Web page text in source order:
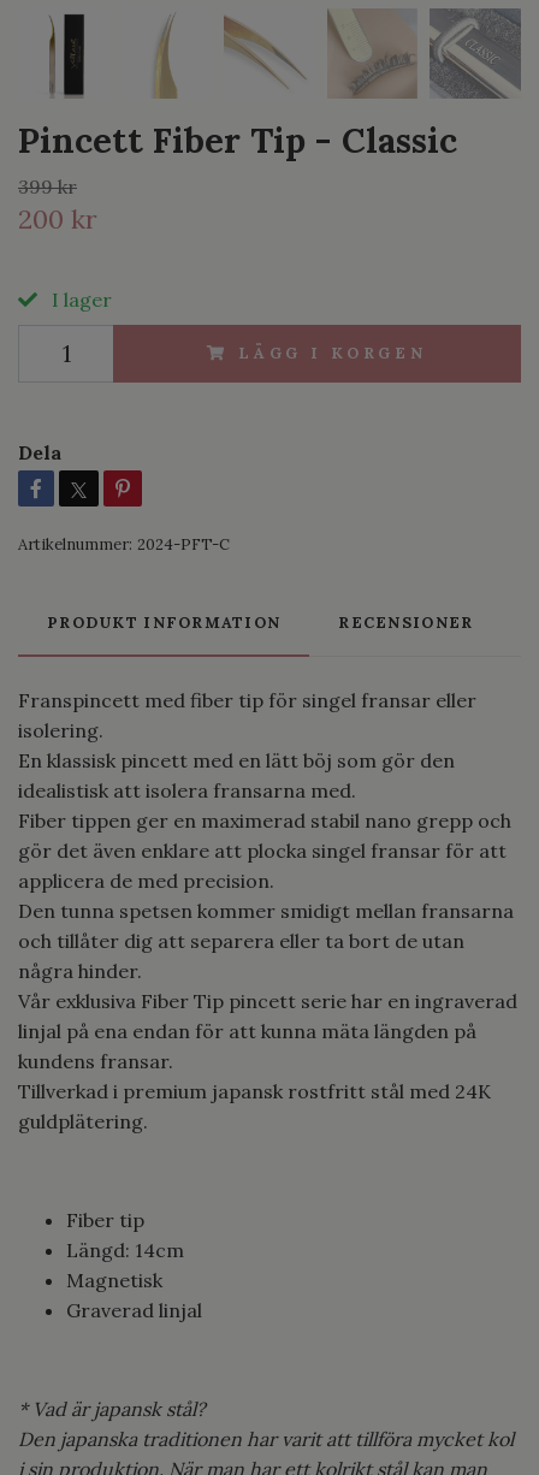
Pincett Fiber Tip - Classic
399 kr
200 kr
I lager
LÄGG I KORGEN
Dela
Artikelnummer: 2024-PFT-C
PRODUKT INFORMATION RECENSIONER
Franspincett med fiber tip för singel fransar eller
isolering.
En klassisk pincett med en lätt böj som gör den
idealistisk att isolera fransarna med.
Fiber tippen ger en maximerad stabil nano grepp och
gör det även enklare att plocka singel fransar för att
applicera de med precision.
Den tunna spetsen kommer smidigt mellan fransarna
och tillåter dig att separera eller ta bort de utan
några hinder.
Vår exklusiva Fiber Tip pincett serie har en ingraverad
linjal på ena endan för att kunna mäta längden på
kundens fransar.
Tillverkad i premium japansk rostfritt stål med 24K
guldplätering.
Fiber tip
Längd: 14cm
Magnetisk
Graverad linjal
* Vad är japansk stål?
Den japanska traditionen har varit att tillföra mycket kol
i sin produktion. När man har ett kolrikt stål kan man